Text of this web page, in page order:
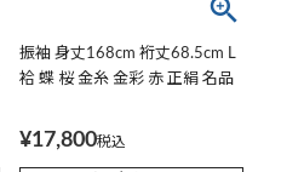
振袖 身丈168cm 裄丈68.5cm L
袷 蝶 桜 金糸 金彩 赤 正絹 名品
¥17,800税込